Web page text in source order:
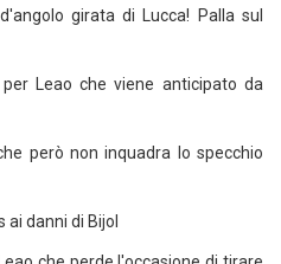
girata di Lucca! Palla sul
Leao che viene anticipato da
però non inquadra lo specchio
danni di Bijol